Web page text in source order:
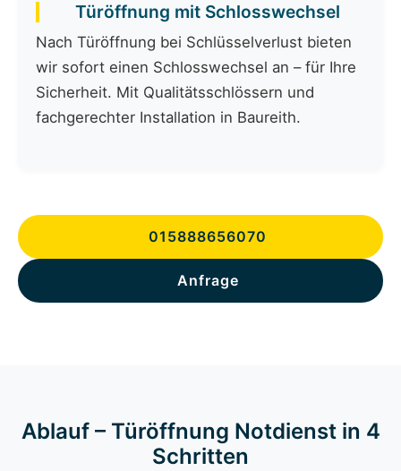
Türöffnung mit Schlosswechsel
Nach Türöffnung bei Schlüsselverlust bieten
wir sofort einen Schlosswechsel an – für Ihre
Sicherheit. Mit Qualitätsschlössern und
fachgerechter Installation in Baureith.
015888656070
Anfrage
Ablauf – Türöffnung Notdienst in 4
Schritten